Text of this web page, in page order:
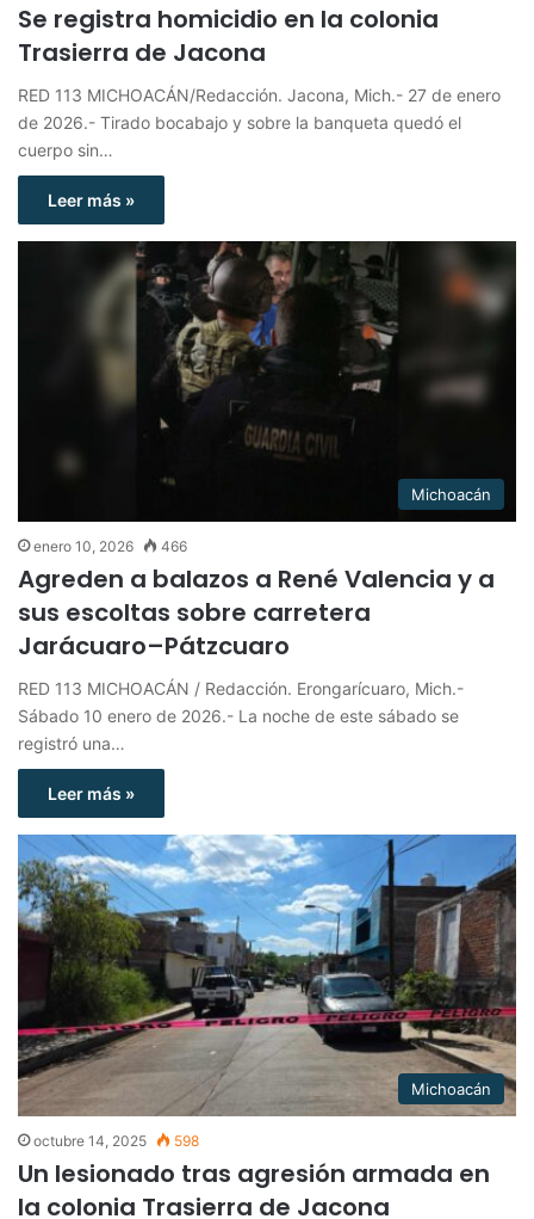
Se registra homicidio en la colonia
Trasierra de Jacona
RED 113 MICHOACÁN/Redacción. Jacona, Mich.- 27 de enero
de 2026.- Tirado bocabajo y sobre la banqueta quedó el
cuerpo sin…
Leer más »
Michoacán
enero 10, 2026 466
Agreden a balazos a René Valencia y a
sus escoltas sobre carretera
Jarácuaro–Pátzcuaro
RED 113 MICHOACÁN / Redacción. Erongarícuaro, Mich.-
Sábado 10 enero de 2026.- La noche de este sábado se
registró una…
Leer más »
Michoacán
octubre 14, 2025 598
Un lesionado tras agresión armada en
la colonia Trasierra de Jacona